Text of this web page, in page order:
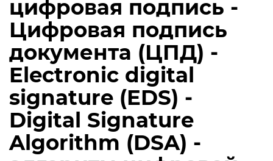
цифровая подпись -
Цифровая подпись
документа (ЦПД) -
Electronic digital
signature (EDS) -
Digital Signature
Algorithm (DSA) -